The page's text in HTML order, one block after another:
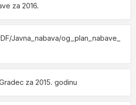
za 2016.
Javna_nabava/og_plan_nabave_
za 2015. godinu